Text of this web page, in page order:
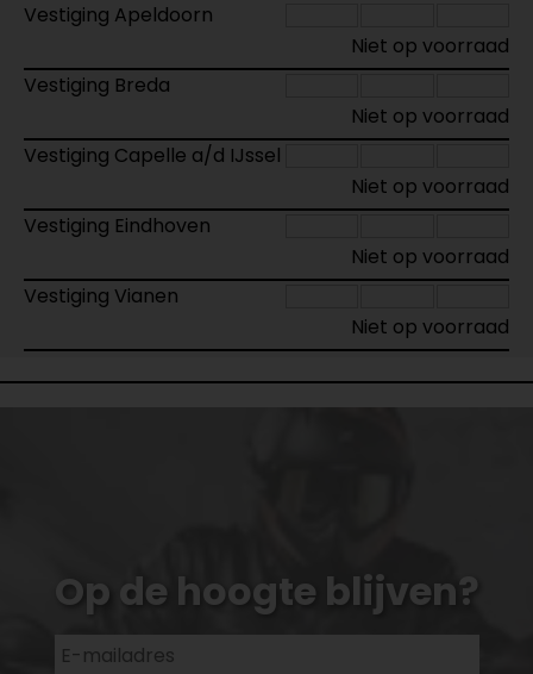
Vestiging Apeldoorn
Niet op voorraad
Vestiging Breda
Niet op voorraad
Vestiging Capelle a/d IJssel
Niet op voorraad
Vestiging Eindhoven
Niet op voorraad
Vestiging Vianen
Niet op voorraad
Op de hoogte blijven?